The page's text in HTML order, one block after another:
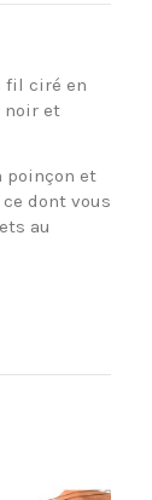
fil ciré en
noir et
poinçon et
dont vous
au